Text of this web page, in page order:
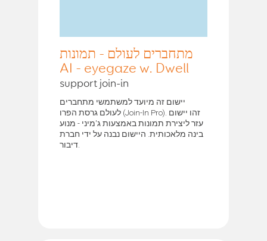
מתחברים לעולם - תמונות
AI - eyegaze w. Dwell
support join-in
יישום זה מיועד למשתמשי מתחברים
לעולם גרסת הפרו (Join-In Pro). זהו יישום
עזר ליצירת תמונות באמצעות ג'מיני - מנוע
בינה מלאכותית. היישום נבנה על ידי חברת